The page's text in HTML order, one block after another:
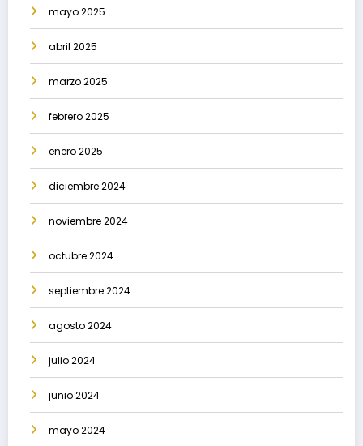
mayo 2025
abril 2025
marzo 2025
febrero 2025
enero 2025
diciembre 2024
noviembre 2024
octubre 2024
septiembre 2024
agosto 2024
julio 2024
junio 2024
mayo 2024